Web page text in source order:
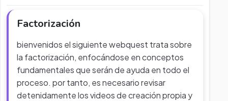
Factorización
bienvenidos el siguiente webquest trata sobre
la factorización, enfocándose en conceptos
fundamentales que serán de ayuda en todo el
proceso. por tanto, es necesario revisar
detenidamente los videos de creación propia y